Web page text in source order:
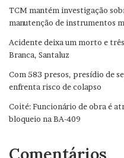
TCM mantém investigação
manutenção de instrumentos
Acidente deixa um morto e
Branca, Santaluz
Com 583 presos, presídio de
enfrenta risco de colapso
Coité: Funcionário de obra é
bloqueio na BA-409
Comentários